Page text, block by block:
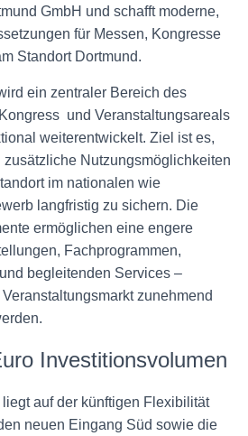
GmbH und schafft moderne,
für Messen, Kongresse
Standort Dortmund.
ein zentraler Bereich des
und Veranstaltungsareals
weiterentwickelt. Ziel ist es,
Nutzungsmöglichkeiten
im nationalen wie
langfristig zu sichern. Die
ermöglichen eine engere
Fachprogrammen,
begleitenden Services –
zunehmend
Investitionsvolumen
auf der künftigen Flexibilität
neuen Eingang Süd sowie die